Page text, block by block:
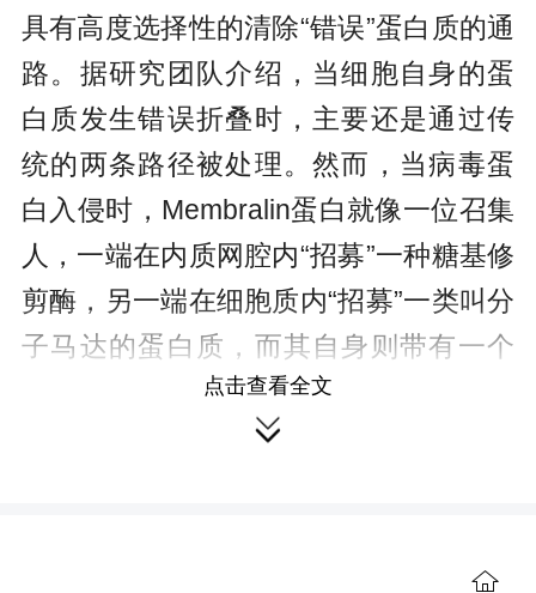
具有高度选择性的清除“错误”蛋白质的通
路。据研究团队介绍，当细胞自身的蛋
白质发生错误折叠时，主要还是通过传
统的两条路径被处理。然而，当病毒蛋
白入侵时，Membralin蛋白就像一位召集
人，一端在内质网腔内“招募”一种糖基修
剪酶，另一端在细胞质内“招募”一类叫分
子马达的蛋白质，而其自身则带有一个
能与细胞内自噬机器结合的“钩子”。它们
能够特异性地将多种致命病毒的表面糖
点击查看全文
